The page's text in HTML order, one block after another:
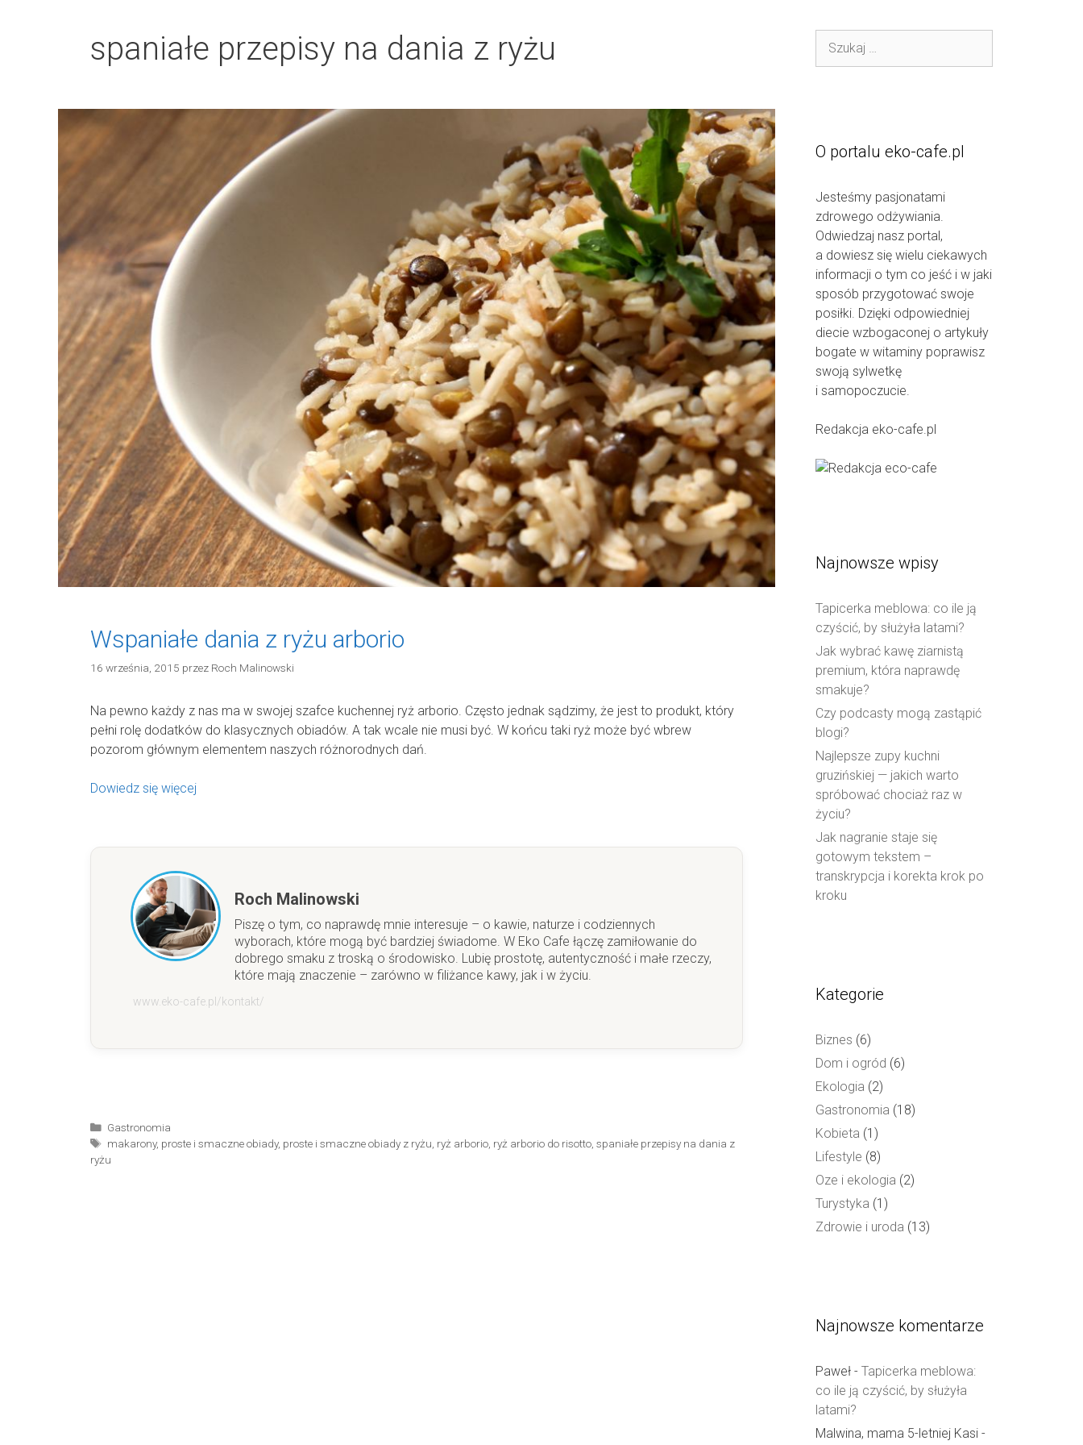
spaniałe przepisy na dania z ryżu
Wspaniałe dania z ryżu arborio
16 września, 2015 przez Roch Malinowski
Na pewno każdy z nas ma w swojej szafce kuchennej ryż arborio. Często jednak sądzimy, że jest to produkt, który
pełni rolę dodatków do klasycznych obiadów. A tak wcale nie musi być. W końcu taki ryż może być wbrew
pozorom głównym elementem naszych różnorodnych dań.
Dowiedz się więcej
Roch Malinowski
Piszę o tym, co naprawdę mnie interesuje – o kawie, naturze i codziennych
wyborach, które mogą być bardziej świadome. W Eko Cafe łączę zamiłowanie do
dobrego smaku z troską o środowisko. Lubię prostotę, autentyczność i małe rzeczy,
które mają znaczenie – zarówno w filiżance kawy, jak i w życiu.
www.eko-cafe.pl/kontakt/
Kategorie
Gastronomia
Tagi
makarony, proste i smaczne obiady, proste i smaczne obiady z ryżu, ryż arborio, ryż arborio do risotto,spaniałe przepisy na dania z
ryżu
O portalu eko-cafe.pl
Jesteśmy pasjonatami
zdrowego odżywiania.
Odwiedzaj nasz portal,
a dowiesz się wielu ciekawych
informacji o tym co jeść i w jaki
sposób przygotować swoje
posiłki. Dzięki odpowiedniej
diecie wzbogaconej o artykuły
bogate w witaminy poprawisz
swoją sylwetkę
i samopoczucie.
Redakcja eko-cafe.pl
Najnowsze wpisy
Tapicerka meblowa: co ile ją
czyścić, by służyła latami?
Jak wybrać kawę ziarnistą
premium, która naprawdę
smakuje?
Czy podcasty mogą zastąpić
blogi?
Najlepsze zupy kuchni
gruzińskiej — jakich warto
spróbować chociaż raz w
życiu?
Jak nagranie staje się
gotowym tekstem –
transkrypcja i korekta krok po
kroku
Kategorie
Biznes (6)
Dom i ogród (6)
Ekologia (2)
Gastronomia (18)
Kobieta (1)
Lifestyle (8)
Oze i ekologia (2)
Turystyka (1)
Zdrowie i uroda (13)
Najnowsze komentarze
Paweł - Tapicerka meblowa:
co ile ją czyścić, by służyła
latami?
Malwina, mama 5-letniej Kasi -